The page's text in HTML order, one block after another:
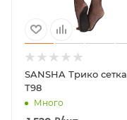
SANSHA Трико сетка
Т98
Много